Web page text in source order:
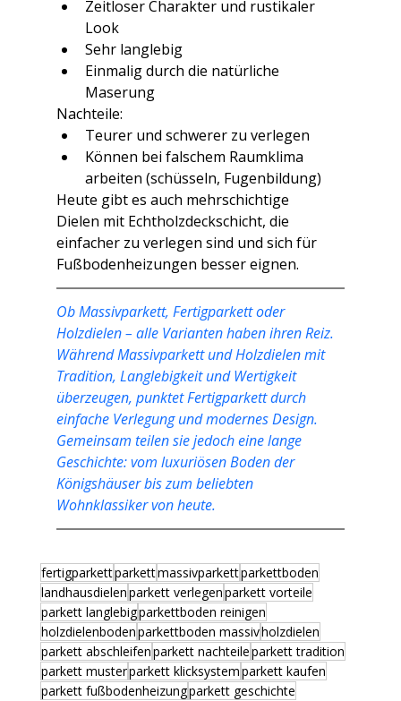
Zeitloser Charakter und rustikaler
Look
Sehr langlebig
Einmalig durch die natürliche
Maserung
Nachteile:
Teurer und schwerer zu verlegen
Können bei falschem Raumklima
arbeiten (schüsseln, Fugenbildung)
Heute gibt es auch mehrschichtige
Dielen mit Echtholzdeckschicht, die
einfacher zu verlegen sind und sich für
Fußbodenheizungen besser eignen.
Ob Massivparkett, Fertigparkett oder
Holzdielen – alle Varianten haben ihren Reiz.
Während Massivparkett und Holzdielen mit
Tradition, Langlebigkeit und Wertigkeit
überzeugen, punktet Fertigparkett durch
einfache Verlegung und modernes Design.
Gemeinsam teilen sie jedoch eine lange
Geschichte: vom luxuriösen Boden der
Königshäuser bis zum beliebten
Wohnklassiker von heute.
fertigparkettparkettmassivparkettparkettboden
landhausdielenparkett verlegenparkett vorteile
parkett langlebigparkettboden reinigen
holzdielenbodenparkettboden massivholzdielen
parkett abschleifenparkett nachteileparkett tradition
parkett musterparkett klicksystemparkett kaufen
parkett fußbodenheizungparkett geschichte